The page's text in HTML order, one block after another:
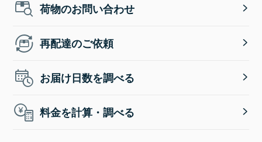
荷物のお問い合わせ
再配達のご依頼
お届け日数を調べる
料金を計算・調べる